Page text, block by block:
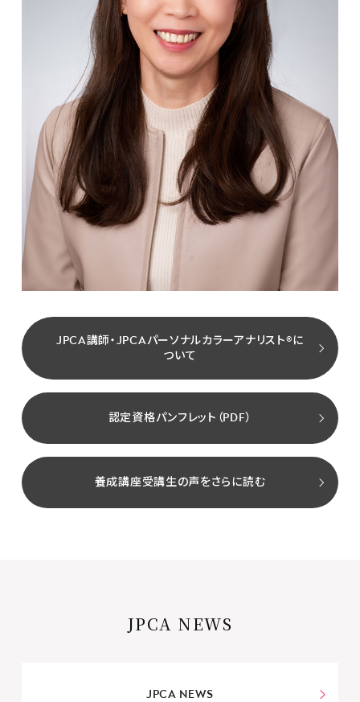
JPCA講師・JPCAパーソナルカラーアナリスト®に
ついて
認定資格パンフレット（PDF）
養成講座受講生の声をさらに読む
JPCA NEWS
JPCA NEWS